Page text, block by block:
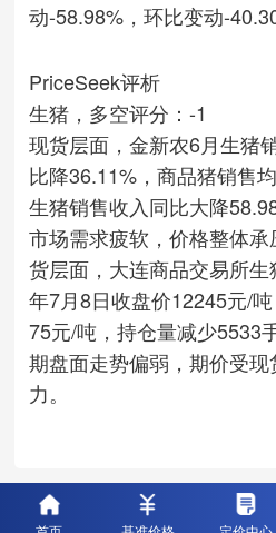
动-58.98%，环比变动-
PriceSeek评析
生猪，多空评分：-1
现货层面，金新农6月生猪
比降36.11%，商品猪销售
生猪销售收入同比大降
市场需求疲软，价格整体
货层面，大连商品交易所
年7月8日收盘价12245元/
75元/吨，持仓量减少5533
期盘面走势偏弱，期价受
力。